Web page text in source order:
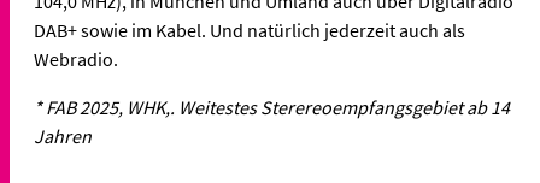
DAB+ sowie im Kabel. Und natürlich jederzeit auch als
Webradio.
* FAB 2025, WHK,. Weitestes Sterereoempfangsgebiet ab 14
Jahren